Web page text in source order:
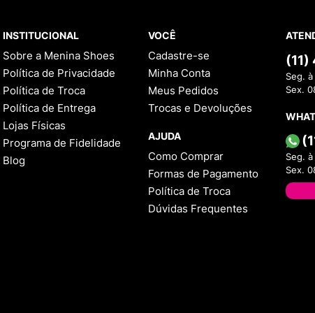
INSTITUCIONAL
Sobre a Menina Shoes
Política de Privacidade
Política de Troca
Política de Entrega
Lojas Físicas
Programa de Fidelidade
Blog
VOCÊ
Cadastre-se
Minha Conta
Meus Pedidos
Trocas e Devoluções
AJUDA
Como Comprar
Formas de Pagamento
Política de Troca
Dúvidas Frequentes
Seg.
Sex.
Seg.
Sex.